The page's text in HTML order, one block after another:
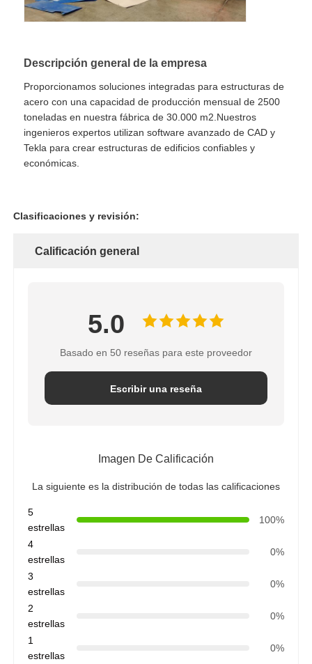
Descripción general de la empresa
Proporcionamos soluciones integradas para estructuras de
acero con una capacidad de producción mensual de 2500
toneladas en nuestra fábrica de 30.000 m2.Nuestros
ingenieros expertos utilizan software avanzado de CAD y
Tekla para crear estructuras de edificios confiables y
económicas.
Clasificaciones y revisión:
Calificación general
5.0
Basado en 50 reseñas para este proveedor
Escribir una reseña
Imagen De Calificación
La siguiente es la distribución de todas las calificaciones
5
estrellas
100%
4
estrellas
0%
3
estrellas
0%
2
estrellas
0%
1
estrellas
0%